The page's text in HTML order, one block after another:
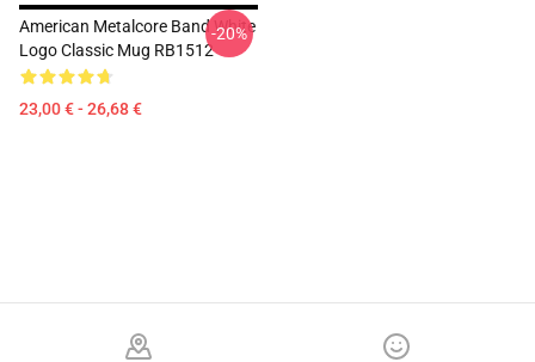
American Metalcore Band White
Logo Classic Mug RB1512
23,00 € - 26,68 €
-20%